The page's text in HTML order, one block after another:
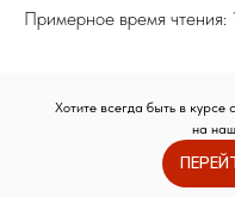
Примерное время чтения:
Хотите всегда быть в
на